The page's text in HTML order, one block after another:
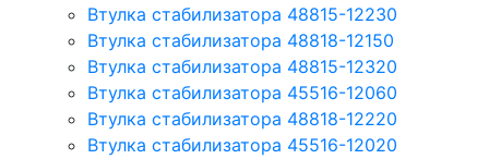
Втулка стабилизатора 48815-12230
Втулка стабилизатора 48818-12150
Втулка стабилизатора 48815-12320
Втулка стабилизатора 45516-12060
Втулка стабилизатора 48818-12220
Втулка стабилизатора 45516-12020